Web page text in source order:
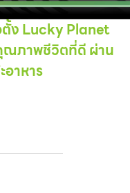
ตั้ง Lucky Planet
ณภาพชีวิตที่ดี ผ่าน
าหาร